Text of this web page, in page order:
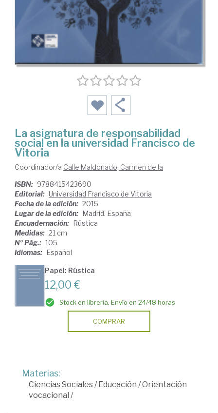
La asignatura de responsabilidad
social en la universidad Francisco de
Vitoria
Coordinador/a Calle Maldonado, Carmen de la
ISBN: 9788415423690
Editorial: Universidad Francisco de Vitoria
Fecha de la edición: 2015
Lugar de la edición: Madrid. España
Encuadernación: Rústica
Medidas: 21 cm
Nº Pág.: 105
Idiomas: Español
Papel: Rústica
12,00 €
Stock en librería. Envío en 24/48 horas
COMPRAR
Materias:
Ciencias Sociales /Educación /Orientación
vocacional /